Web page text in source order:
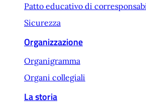
Patto educativo di
Sicurezza
Organizzazione
Organigramma
Organi collegiali
La storia